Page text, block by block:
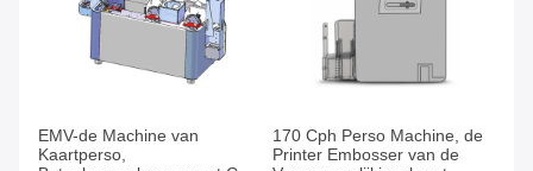
EMV-de Machine van
Kaartperso,
170 Cph Perso Machine, de
Printer Embosser van de